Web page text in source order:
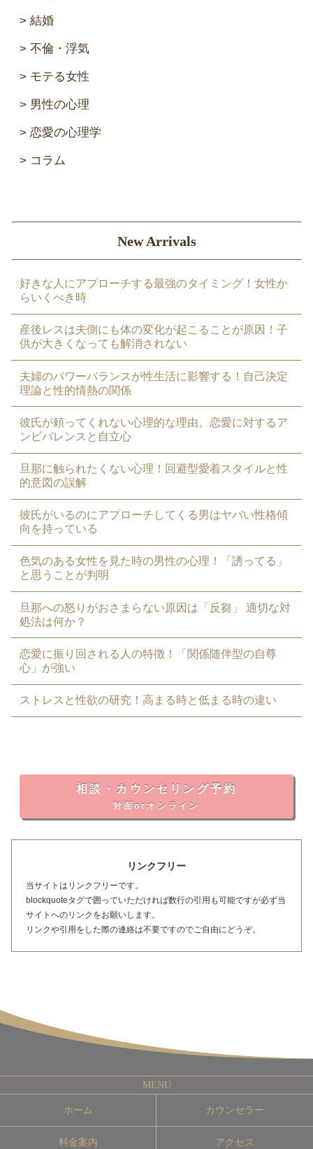
結婚
不倫・浮気
モテる女性
男性の心理
恋愛の心理学
コラム
New Arrivals
好きな人にアプローチする最強のタイミング！女性か
らいくべき時
産後レスは夫側にも体の変化が起こることが原因！子
供が大きくなっても解消されない
夫婦のパワーバランスが性生活に影響する！自己決定
理論と性的情熱の関係
彼氏が頼ってくれない心理的な理由。恋愛に対するア
ンビバレンスと自立心
旦那に触られたくない心理！回避型愛着スタイルと性
的意図の誤解
彼氏がいるのにアプローチしてくる男はヤバい性格傾
向を持っている
色気のある女性を見た時の男性の心理！「誘ってる」
と思うことが判明
旦那への怒りがおさまらない原因は「反芻」 適切な対
処法は何か？
恋愛に振り回される人の特徴！「関係随伴型の自尊
心」が強い
ストレスと性欲の研究！高まる時と低まる時の違い
相談・カウンセリング予約
対面orオンライン
リンクフリー
当サイトはリンクフリーです。
blockquoteタグで囲っていただければ数行の引用も可能ですが必ず当
サイトへのリンクをお願いします。
リンクや引用をした際の連絡は不要ですのでご自由にどうぞ。
ホーム カウンセラー
料金案内 アクセス